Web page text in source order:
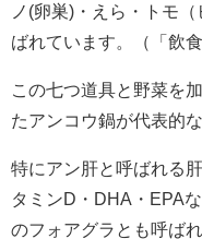
ノ(卵巣)・えら・トモ
ばれています。（「飲
この七つ道具と野菜を
たアンコウ鍋が代表的
特にアン肝と呼ばれる
タミンD・DHA・EPA
のフォアグラとも呼ばれ